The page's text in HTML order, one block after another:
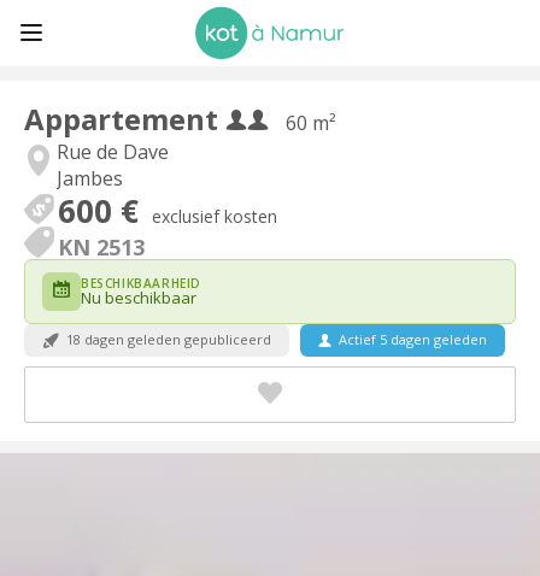
Appartement
60 m²
Rue de Dave
Jambes
600 € exclusief kosten
KN 2513
BESCHIKBAARHEID
Nu beschikbaar
18 dagen geleden gepubliceerd Actief 5 dagen geleden